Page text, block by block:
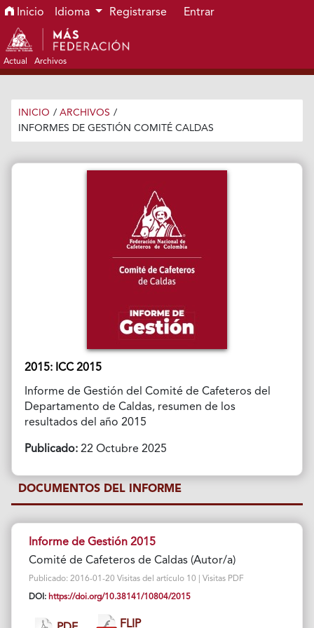
Ir al menú de navegación principal
Ir al contenido principal
Ir al pie de página del sitio
Inicio Idioma Registrarse Entrar
Actual Archivos
INICIO / ARCHIVOS /
INFORMES DE GESTIÓN COMITÉ CALDAS
2015: ICC 2015
Informe de Gestión del Comité de Cafeteros del
Departamento de Caldas, resumen de los
resultados del año 2015
Publicado:22 Octubre 2025
DOCUMENTOS DEL INFORME
Informe de Gestión 2015
Comité de Cafeteros de Caldas (Autor/a)
Publicado: 2016-01-20 Visitas del artículo 10 | Visitas PDF
DOI: https://doi.org/10.38141/10804/2015
FLIP